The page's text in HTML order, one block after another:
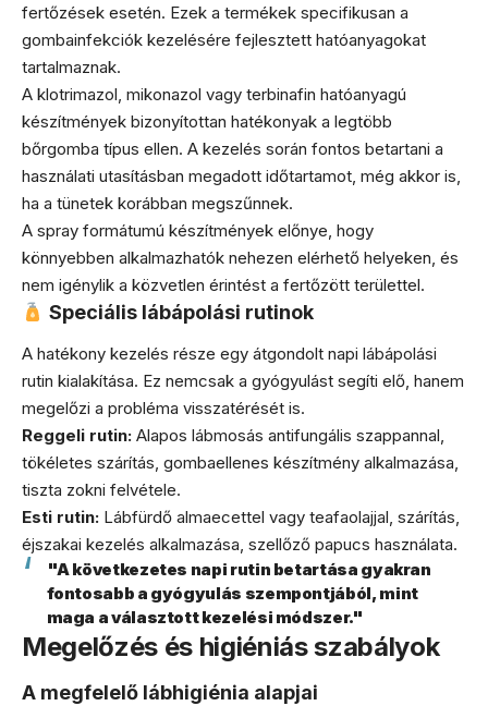
fertőzések esetén. Ezek a termékek specifikusan a
gombainfekciók kezelésére fejlesztett hatóanyagokat
tartalmaznak.
A klotrimazol, mikonazol vagy terbinafin hatóanyagú
készítmények bizonyítottan hatékonyak a legtöbb
bőrgomba típus ellen. A kezelés során fontos betartani a
használati utasításban megadott időtartamot, még akkor is,
ha a tünetek korábban megszűnnek.
A spray formátumú készítmények előnye, hogy
könnyebben alkalmazhatók nehezen elérhető helyeken, és
nem igénylik a közvetlen érintést a fertőzött területtel.
Speciális lábápolási rutinok
A hatékony kezelés része egy átgondolt napi lábápolási
rutin kialakítása. Ez nemcsak a gyógyulást segíti elő, hanem
megelőzi a probléma visszatérését is.
Reggeli rutin: Alapos lábmosás antifungális szappannal,
tökéletes szárítás, gombaellenes készítmény alkalmazása,
tiszta zokni felvétele.
Esti rutin: Lábfürdő almaecettel vagy teafaolajjal, szárítás,
éjszakai kezelés alkalmazása, szellőző papucs használata.
"A következetes napi rutin betartása gyakran
fontosabb a gyógyulás szempontjából, mint
maga a választott kezelési módszer."
Megelőzés és higiéniás szabályok
A megfelelő lábhigiénia alapjai